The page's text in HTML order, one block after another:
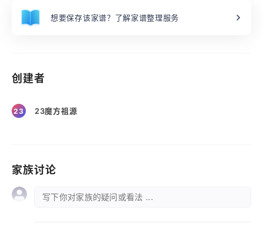
想要保存该家谱？了解家谱整理服务
创建者
23 23魔方祖源
家族讨论
写下你对家族的疑问或看法 ...